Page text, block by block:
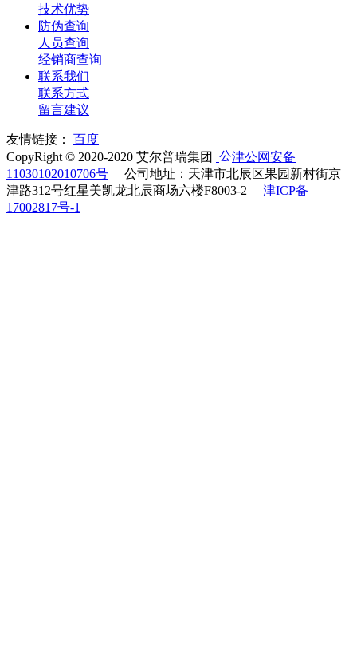
技术优势
防伪查询
人员查询
经销商查询
联系我们
联系方式
留言建议
友情链接：
百度
CopyRight © 2020-2020 艾尔普瑞集团
津公网安备
11030102010706号
公司地址：天津市北辰区果园新村街京
津路312号红星美凯龙北辰商场六楼F8003-2 津ICP备
17002817号-1